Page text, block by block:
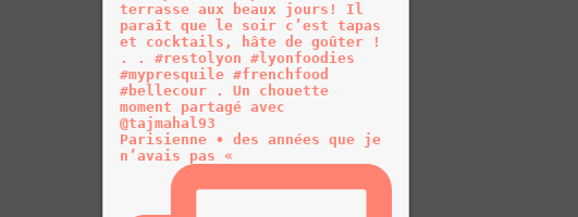
Parisienne • des années que je
n’avais pas «